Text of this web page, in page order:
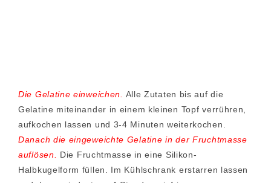
Die Gelatine einweichen.
Alle Zutaten bis auf die
Gelatine miteinander in einem kleinen Topf verrühren,
aufkochen lassen und 3-4 Minuten weiterkochen.
Danach die eingeweichte Gelatine in der Fruchtmasse
auflösen.
Die Fruchtmasse in eine Silikon-
Halbkugelform füllen. Im Kühlschrank erstarren lassen